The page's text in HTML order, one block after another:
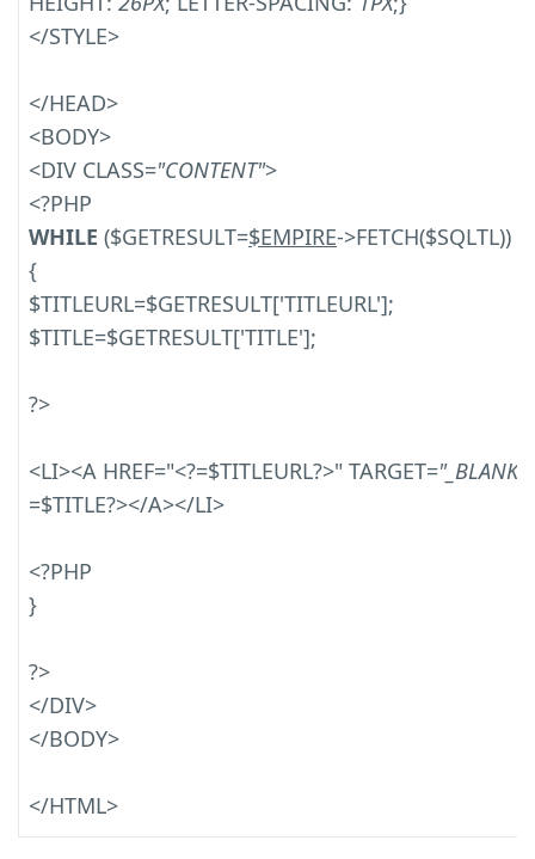
</STYLE>
</HEAD>
<BODY>
<DIV CLASS="CONTENT">
<?PHP
WHILE ($GETRESULT=$EMPIRE->FETCH($SQLTL))
{
$TITLEURL=$GETRESULT['TITLEURL'];
$TITLE=$GETRESULT['TITLE'];
?>
<LI><A HREF="<?=$TITLEURL?>" TARGET="_BLANK"
=$TITLE?></A></LI>
<?PHP
}
?>
</DIV>
</BODY>
</HTML>